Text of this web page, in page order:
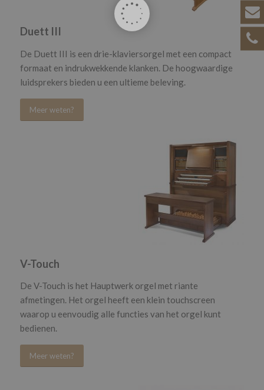
Duett III
De Duett III is een drie-klaviersorgel met een compact
formaat en indrukwekkende klanken. De hoogwaardige
luidsprekers bieden u een ultieme beleving.
Meer weten?
V-Touch
De V-Touch is het Hauptwerk orgel met riante
afmetingen. Het orgel heeft een klein touchscreen
waarop u eenvoudig alle functies van het orgel kunt
bedienen.
Meer weten?